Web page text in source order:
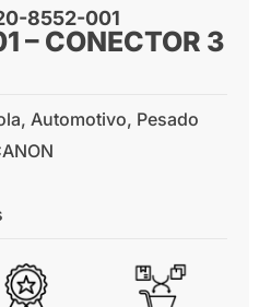
8552-001
– CONECTOR 3
, Automotivo, Pesado